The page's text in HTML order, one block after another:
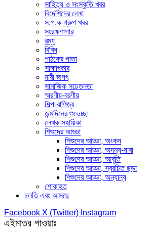
সাহিত্য ও সংস্কৃতি খবর
বিদেশিদের লেখা
স.প.ক গ্রুপ খবর
সংরক্ষণাগার
রম্য
বিবিধ
পাঠকের পাতা
সাক্ষাৎকার
নারী জগৎ
সামাজিক সচেতনতা
স্মরণীয়-বরণীয়
শিল্প-বাণিজ্য
জন্মদিনের শুভেচ্ছা
লেখক সহায়িকা
শিশুদের আড্ডা
শিশুদের আড্ডা, অংকন
শিশুদের আড্ডা, অদম্য-যারা
শিশুদের আড্ডা, আবৃতি
শিশুদের আড্ডা, স্বরচিত ছড়া
শিশুদের আড্ডা, অন্যান্য
শোকাহত
চলতি এবং আসছে
Facebook X (Twitter) Instagram
এইমাত্র পাওয়াঃ